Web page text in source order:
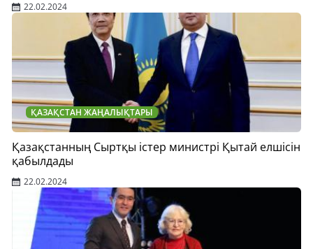
22.02.2024
ҚАЗАҚСТАН ЖАҢАЛЫҚТАРЫ
Қазақстанның Сыртқы істер министрі Қытай елшісін
қабылдады
22.02.2024